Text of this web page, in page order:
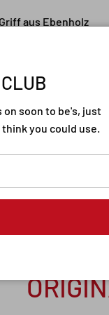
aus Ebenholz
soon to be's, just
you could use.